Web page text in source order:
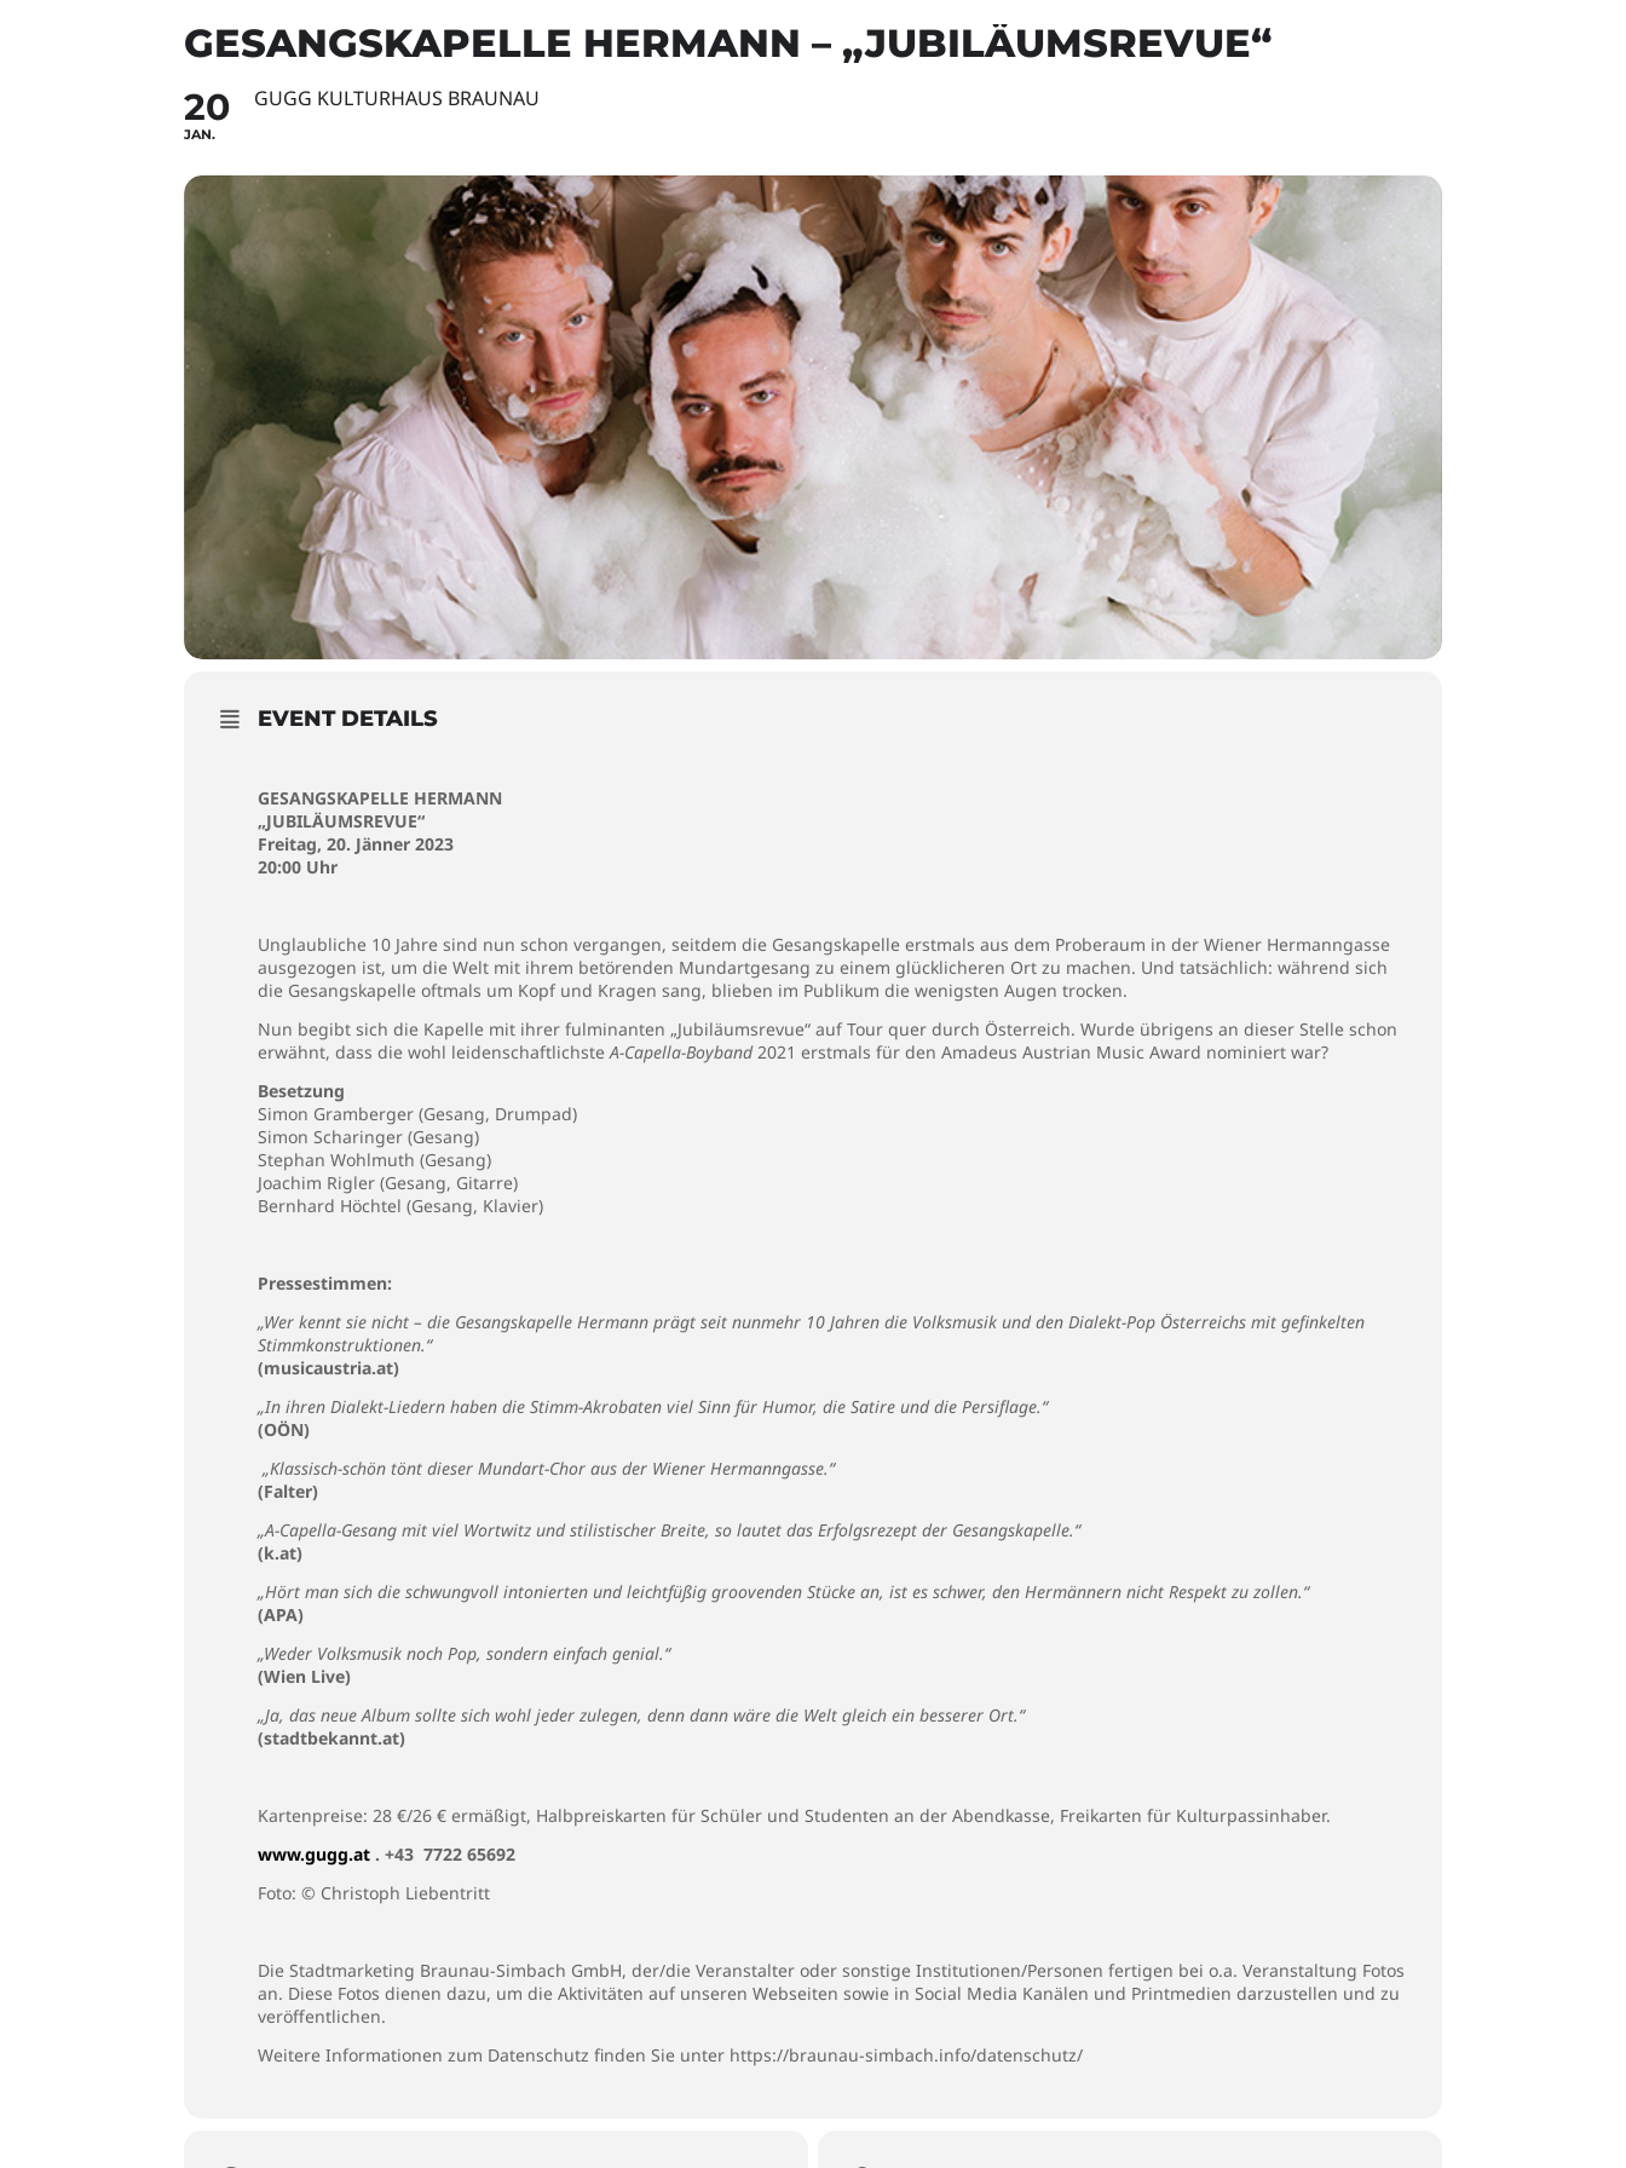
GESANGSKAPELLE HERMANN – „JUBILÄUMSREVUE“
20
JAN.
GUGG KULTURHAUS BRAUNAU
EVENT DETAILS
GESANGSKAPELLE HERMANN
„JUBILÄUMSREVUE“
Freitag, 20. Jänner 2023
20:00 Uhr
Unglaubliche 10 Jahre sind nun schon vergangen, seitdem die Gesangskapelle erstmals aus dem Proberaum in der Wiener Hermanngasse
ausgezogen ist, um die Welt mit ihrem betörenden Mundartgesang zu einem glücklicheren Ort zu machen. Und tatsächlich: während sich
die Gesangskapelle oftmals um Kopf und Kragen sang, blieben im Publikum die wenigsten Augen trocken.
Nun begibt sich die Kapelle mit ihrer fulminanten „Jubiläumsrevue“ auf Tour quer durch Österreich. Wurde übrigens an dieser Stelle schon
erwähnt, dass die wohl leidenschaftlichsteA-Capella-Boyband2021 erstmals für den Amadeus Austrian Music Award nominiert war?
Besetzung
Simon Gramberger (Gesang, Drumpad)
Simon Scharinger (Gesang)
Stephan Wohlmuth (Gesang)
Joachim Rigler (Gesang, Gitarre)
Bernhard Höchtel (Gesang, Klavier)
Pressestimmen:
„Wer kennt sie nicht – die Gesangskapelle Hermann prägt seit nunmehr 10 Jahren die Volksmusik und den Dialekt-Pop Österreichs mit gefinkelten
Stimmkonstruktionen.“
(musicaustria.at)
„In ihren Dialekt-Liedern haben die Stimm-Akrobaten viel Sinn für Humor, die Satire und die Persiflage.“
(OÖN)
„Klassisch-schön tönt dieser Mundart-Chor aus der Wiener Hermanngasse.“
(Falter)
„A-Capella-Gesang mit viel Wortwitz und stilistischer Breite, so lautet das Erfolgsrezept der Gesangskapelle.“
(k.at)
„Hört man sich die schwungvoll intonierten und leichtfüßig groovenden Stücke an, ist es schwer, den Hermännern nicht Respekt zu zollen.“
(APA)
„Weder Volksmusik noch Pop, sondern einfach genial.“
(Wien Live)
„Ja, das neue Album sollte sich wohl jeder zulegen, denn dann wäre die Welt gleich ein besserer Ort.“
(stadtbekannt.at)
Kartenpreise: 28 €/26 € ermäßigt, Halbpreiskarten für Schüler und Studenten an der Abendkasse, Freikarten für Kulturpassinhaber.
www.gugg.at . +43 7722 65692
Foto: © Christoph Liebentritt
Die Stadtmarketing Braunau-Simbach GmbH, der/die Veranstalter oder sonstige Institutionen/Personen fertigen bei o.a. Veranstaltung Fotos
an. Diese Fotos dienen dazu, um die Aktivitäten auf unseren Webseiten sowie in Social Media Kanälen und Printmedien darzustellen und zu
veröffentlichen.
Weitere Informationen zum Datenschutz finden Sie unter https://braunau-simbach.info/datenschutz/